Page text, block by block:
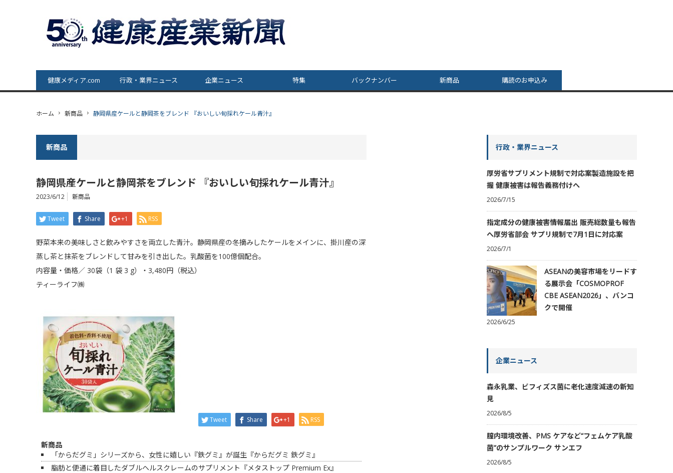
健康メディア.com 行政・業界ニュース 企業ニュース 特集 バックナンバー 新商品 購読のお申込み
ホーム 新商品 静岡県産ケールと静岡茶をブレンド 『おいしい旬採れケール青汁』
新商品
静岡県産ケールと静岡茶をブレンド 『おいしい旬採れケール青汁』
2023/6/12 新商品
Tweet Share +1 RSS
野菜本来の美味しさと飲みやすさを両立した青汁。静岡県産の冬摘みしたケールをメインに、掛川産の深
蒸し茶と抹茶をブレンドして甘みを引き出した。乳酸菌を100億個配合。
内容量・価格／ 30袋（1 袋 3 g）・3,480円（税込）
ティーライフ㈱
Tweet Share +1 RSS
新商品
「からだグミ」シリーズから、女性に嬉しい『鉄グミ』が誕生『からだグミ 鉄グミ』
脂肪と便通に着目したダブルヘルスクレームのサプリメント『メタストップ Premium Ex』
行政・業界ニュース
厚労省サプリメント規制で対応案製造施設を把
握 健康被害は報告義務付けへ
2026/7/15
指定成分の健康被害情報届出 販売総数量も報告
へ厚労省部会 サプリ規制で7月1日に対応案
2026/7/1
ASEANの美容市場をリードす
る展示会「COSMOPROF
CBE ASEAN2026」、バンコ
クで開催
2026/6/25
企業ニュース
森永乳業、ビフィズス菌に老化速度減速の新知
見
2026/8/5
膣内環境改善、PMS ケアなど“フェムケア乳酸
菌”のサンプルワーク サンエフ
2026/8/5